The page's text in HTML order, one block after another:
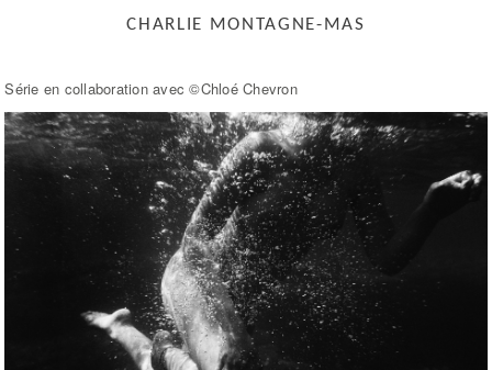
CHARLIE MONTAGNE-MAS
Série en collaboration avec ©Chloé Chevron